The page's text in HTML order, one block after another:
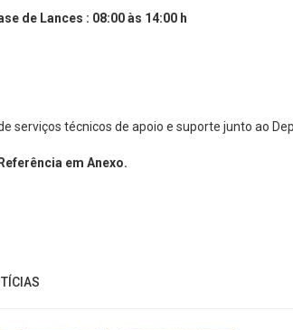
de Lances : 08:00 às 14:00 h
serviços técnicos de apoio e suporte junto ao
em Anexo.